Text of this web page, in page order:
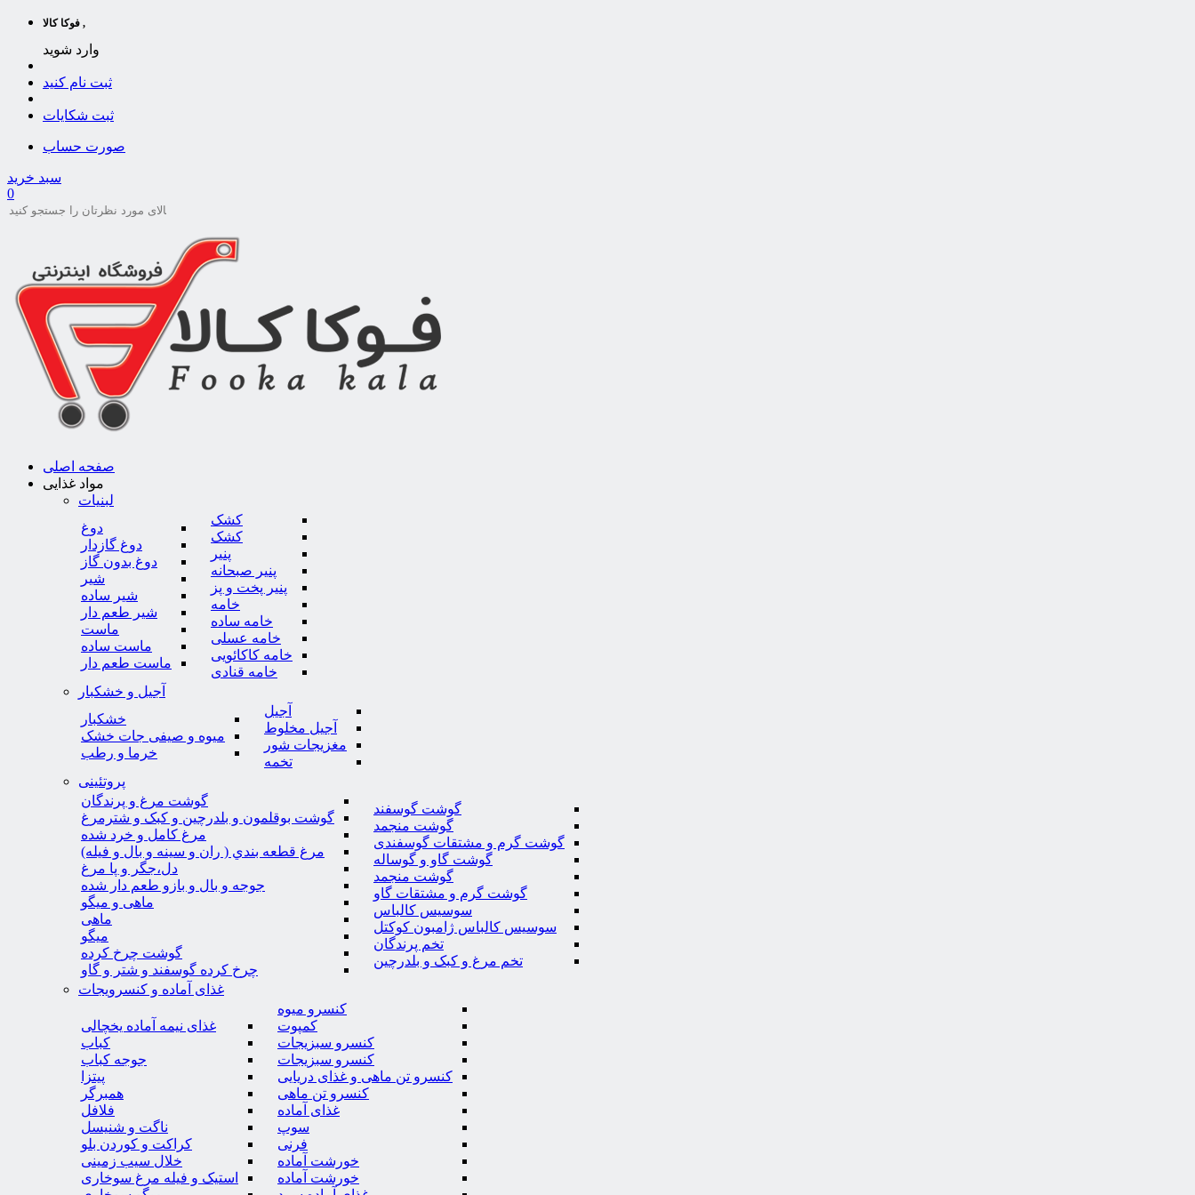
فوکا کالا ,
وارد شوید
ثبت نام کنید
ثبت شکایات
صورت حساب
سبد خرید
0
صفحه اصلی
مواد غذایی
لبنیات
کشک
کشک
پنیر
پنیر صبحانه
پنیر پخت و پز
خامه
خامه ساده
خامه عسلی
خامه کاکائویی
خامه قنادی
دوغ
دوغ گازدار
دوغ بدون گاز
شیر
شیر ساده
شیر طعم دار
ماست
ماست ساده
ماست طعم دار
آجیل و خشکبار
آجیل
آجیل مخلوط
مغزیجات شور
تخمه
خشکبار
میوه و صیفی جات خشک
خرما و رطب
پروتئینی
گوشت گوسفند
گوشت منجمد
گوشت گرم و مشتقات گوسفندی
گوشت گاو و گوساله
گوشت منجمد
گوشت گرم و مشتقات گاو
سوسیس کالباس
سوسیس کالباس ژامبون کوکتل
تخم پرندگان
تخم مرغ و کبک و بلدرچین
گوشت مرغ و پرندگان
گوشت بوقلمون و بلدرچین و کبک و شترمرغ
مرغ کامل و خرد شده
مرغ قطعه بندي ( ران و سينه و بال و فيله)
دل،جگر و پا مرغ
جوجه و بال و بازو طعم دار شده
ماهی و میگو
ماهی
میگو
گوشت چرخ کرده
چرخ کرده گوسفند و شتر و گاو
غذای آماده و کنسرویجات
کنسرو میوه
کمپوت
کنسرو سبزیجات
کنسرو سبزیجات
کنسرو تن ماهی و غذای دریایی
کنسرو تن ماهی
غذای آماده
سوپ
فرنی
خورشت آماده
خورشت آماده
غذای نیمه آماده یخچالی
کباب
جوجه کباب
پیتزا
همبرگر
فلافل
ناگت و شنیسل
کراکت و کوردن بلو
خلال سیب زمینی
استیک و فیله مرغ سوخاری